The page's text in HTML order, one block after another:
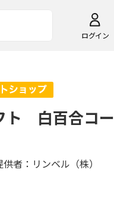
ログイン
ト 白百合コー
者：リンベル（株）